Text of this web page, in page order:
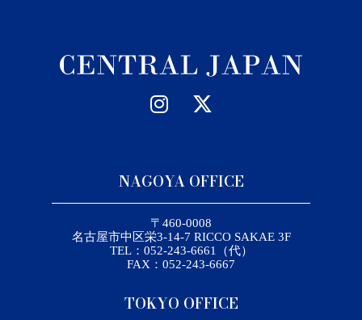
NAGOYA OFFICE
〒460-0008
名古屋市中区栄3-14-7 RICCO SAKAE 3F
TEL：052-243-6661（代）
FAX：052-243-6667
TOKYO OFFICE